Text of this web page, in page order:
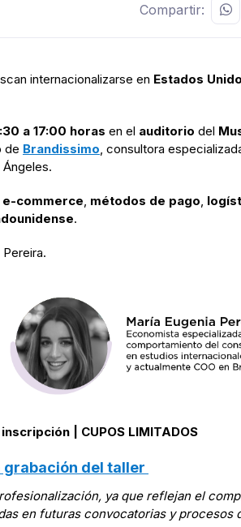
Compartir:
internacionalizarse en Estados
a 17:00 horas en el auditorio del
de Brandissimo , consultora
e-commerce métodos de pago
.
Pereira.
| CUPOS LIMITADOS
grabación del taller
ya que reflejan el
en futuras convocatorias y procesos